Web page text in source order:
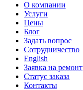
О компании
Услуги
Цены
Блог
Задать вопрос
Сотрудничество
English
Заявка на ремонт
Статус заказа
Контакты